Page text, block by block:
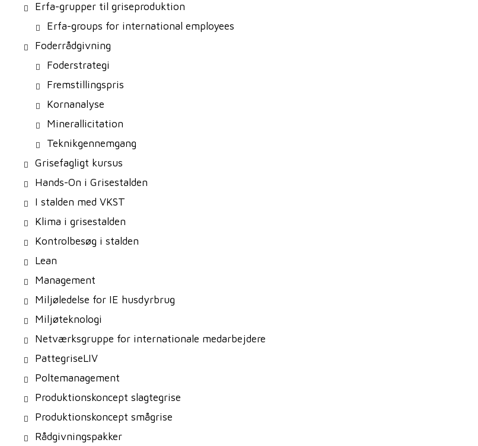
Erfa-grupper til griseproduktion
Erfa-groups for international employees
Foderrådgivning
Foderstrategi
Fremstillingspris
Kornanalyse
Minerallicitation
Teknikgennemgang
Grisefagligt kursus
Hands-On i Grisestalden
I stalden med VKST
Klima i grisestalden
Kontrolbesøg i stalden
Lean
Management
Miljøledelse for IE husdyrbrug
Miljøteknologi
Netværksgruppe for internationale medarbejdere
PattegriseLIV
Poltemanagement
Produktionskoncept slagtegrise
Produktionskoncept smågrise
Rådgivningspakker